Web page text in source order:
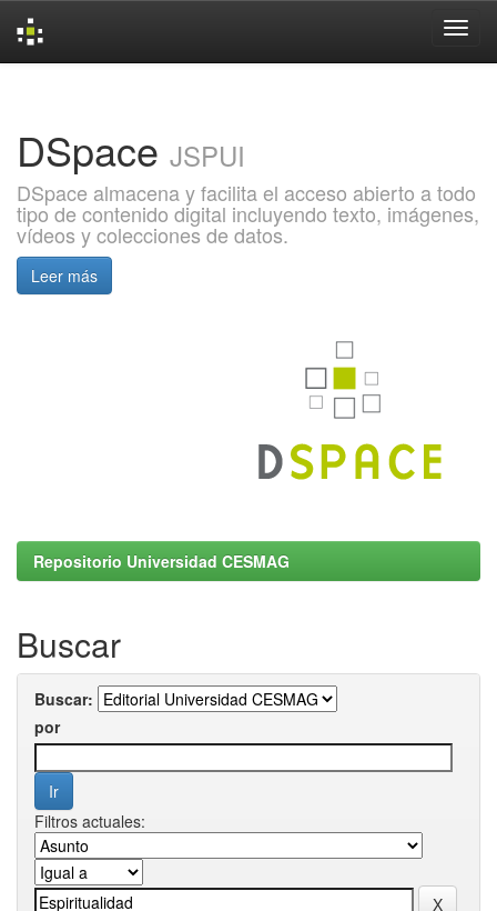
DSpace JSPUI
DSpace almacena y facilita el acceso abierto a todo
tipo de contenido digital incluyendo texto, imágenes,
vídeos y colecciones de datos.
Leer más
Repositorio Universidad CESMAG
Buscar
Buscar:
por
Filtros actuales: